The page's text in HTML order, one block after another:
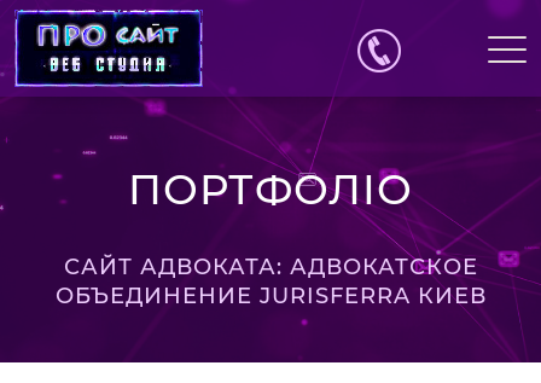
ПОРТФОЛІО
САЙТ АДВОКАТА: АДВОКАТСКОЕ
ОБЪЕДИНЕНИЕ JURISFERRA КИЕВ